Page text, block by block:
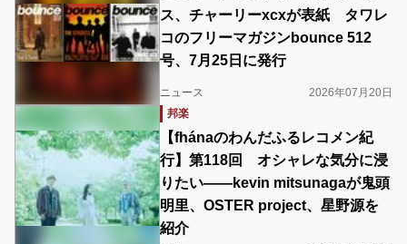
ス、チャーリーxcxが表紙 タワレ
コのフリーマガジンbounce 512
号、7月25日に発行
ニュース
2026年07月20日
邦楽
【fhánaのわんだふるレコメン紀
行】第118回 オシャレな気分に浸
りたい――kevin mitsunagaが鬼頭
明里、OSTER project、星野源を
紹介